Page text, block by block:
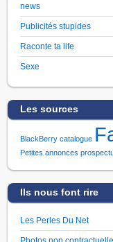
news
Publicités stupides
Raconte ta life
Sexe
Les sources
BlackBerry catalogue
Petites annonces
Ils nous font rire
Les Perles Du Net